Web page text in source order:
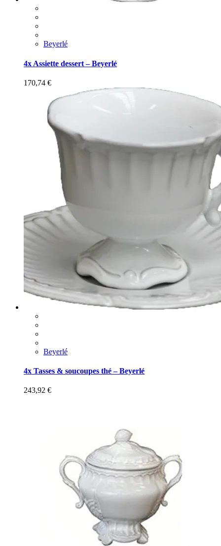
Beyerlé
4x Assiette dessert – Beyerlé
170,74 €
Beyerlé
4x Tasses & soucoupes thé – Beyerlé
243,92 €